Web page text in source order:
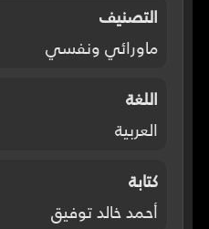
التصنيف
ماورائي ونفسي
اللغة
العربية
كتابة
أحمد خالد توفيق